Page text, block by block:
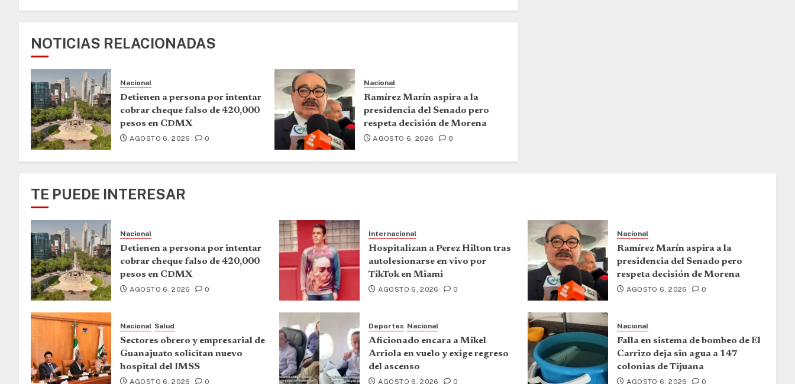
NOTICIAS RELACIONADAS
Nacional
Detienen a persona por intentar
cobrar cheque falso de 420,000
pesos en CDMX
AGOSTO 6, 2026 0
Nacional
Ramírez Marín aspira a la
presidencia del Senado pero
respeta decisión de Morena
AGOSTO 6, 2026 0
TE PUEDE INTERESAR
Nacional
Detienen a persona por intentar
cobrar cheque falso de 420,000
pesos en CDMX
AGOSTO 6, 2026 0
Internacional
Hospitalizan a Perez Hilton tras
autolesionarse en vivo por
TikTok en Miami
AGOSTO 6, 2026 0
Nacional
Ramírez Marín aspira a la
presidencia del Senado pero
respeta decisión de Morena
AGOSTO 6, 2026 0
Nacional Salud
Sectores obrero y empresarial de
Guanajuato solicitan nuevo
hospital del IMSS
AGOSTO 6, 2026 0
Deportes Nacional
Aficionado encara a Mikel
Arriola en vuelo y exige regreso
del ascenso
AGOSTO 6, 2026 0
Nacional
Falla en sistema de bombeo de El
Carrizo deja sin agua a 147
colonias de Tijuana
AGOSTO 6, 2026 0